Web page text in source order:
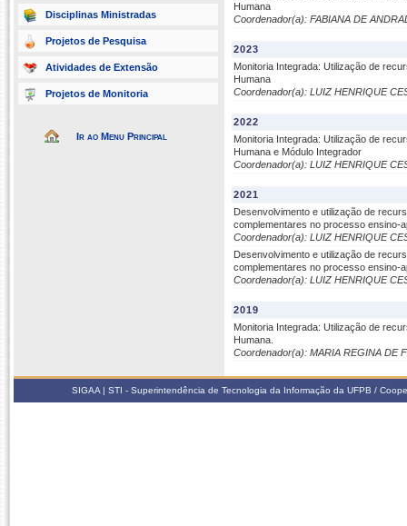
Disciplinas Ministradas
Projetos de Pesquisa
Atividades de Extensão
Projetos de Monitoria
Ir ao Menu Principal
Humana
Coordenador(a): FABIANA DE
2023
Monitoria Integrada: Utilização de
Humana
Coordenador(a): LUIZ HENRIQUE
2022
Monitoria Integrada: Utilização de
Humana e Módulo Integrador
Coordenador(a): LUIZ HENRIQUE
2021
Desenvolvimento e utilização de
complementares no processo ensino-
Coordenador(a): LUIZ HENRIQUE
Desenvolvimento e utilização de
complementares no processo ensino-
Coordenador(a): LUIZ HENRIQUE
2019
Monitoria Integrada: Utilização de
Humana.
Coordenador(a): MARIA REGINA DE
SIGAA | STI - Superintendência de Tecnologia da Informação da UFPB /